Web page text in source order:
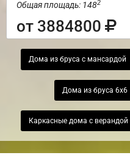
Общая площадь: 1482
от 3884800
Дома из бруса с мансардой
Дома из бруса 6х6
Каркасные дома с верандой